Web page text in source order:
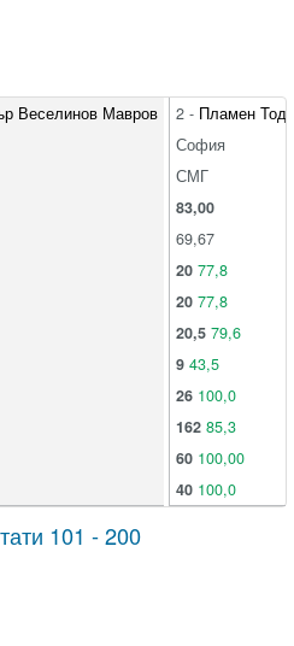
Веселинов Мавров
2 - Пламен
София
СМГ
83,00
69,67
20 77,8
20 77,8
20,5 79,6
9 43,5
26 100,0
162 85,3
60 100,00
40 100,0
101 - 200